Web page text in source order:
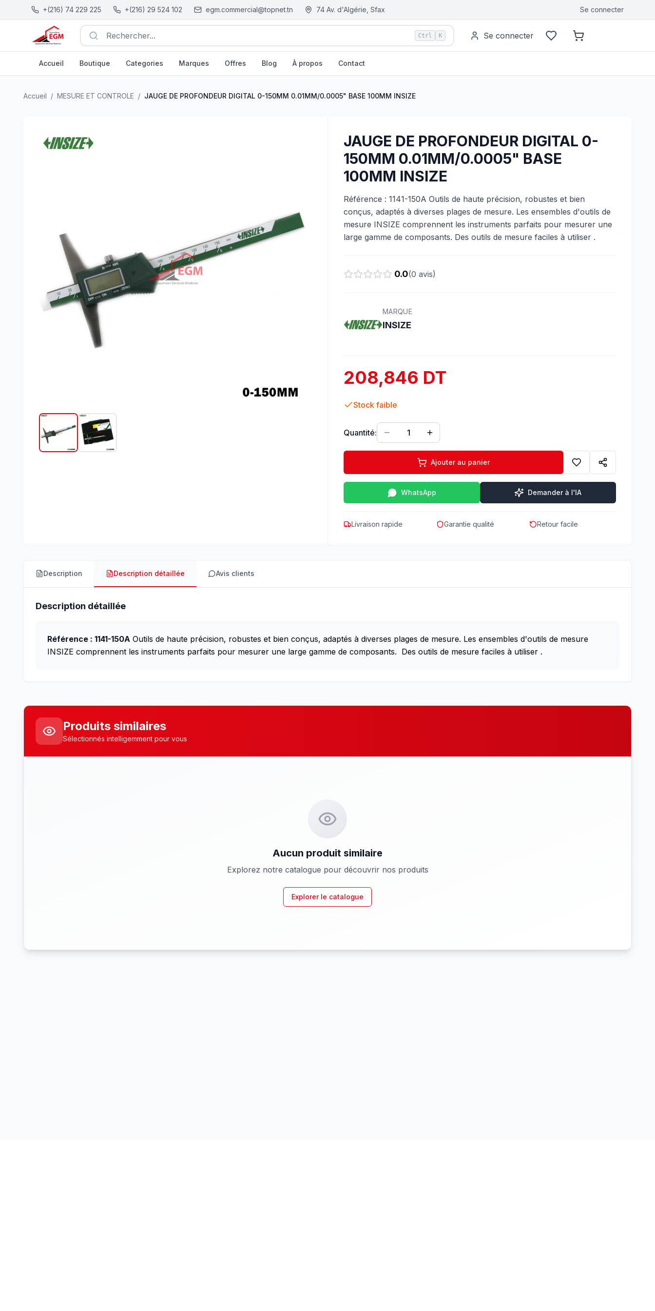
+(216) 74 229 225 +(216) 29 524 102 egm.commercial@topnet.tn 74 Av. d'Algérie, Sfax Se connecter
Rechercher... Ctrl K Se connecter
Accueil Boutique Categories Marques Offres Blog À propos Contact
Accueil / MESURE ET CONTROLE / JAUGE DE PROFONDEUR DIGITAL 0-150MM 0.01MM/0.0005" BASE 100MM INSIZE
JAUGE DE PROFONDEUR DIGITAL 0-
150MM 0.01MM/0.0005" BASE
100MM INSIZE
Référence : 1141-150A Outils de haute précision, robustes et bien
conçus, adaptés à diverses plages de mesure. Les ensembles d'outils de
mesure INSIZE comprennent les instruments parfaits pour mesurer une
large gamme de composants. Des outils de mesure faciles à utiliser .
0.0(0 avis)
MARQUE
INSIZE
208,846 DT
Stock faible
Quantité: 1
Ajouter au panier
WhatsApp Demander à l'IA
Livraison rapide Garantie qualité Retour facile
Description Description détaillée Avis clients
Description détaillée
Référence : 1141-150A Outils de haute précision, robustes et bien conçus, adaptés à diverses plages de mesure. Les ensembles d'outils de mesure
INSIZE comprennent les instruments parfaits pour mesurer une large gamme de composants. Des outils de mesure faciles à utiliser .
Produits similaires
Sélectionnés intelligemment pour vous
Aucun produit similaire
Explorez notre catalogue pour découvrir nos produits
Explorer le catalogue